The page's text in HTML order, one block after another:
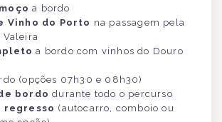
a bordo
Vinho do Porto na passagem pela
Valeira
a bordo com vinhos do Douro
(opções 07h30 e 08h30)
bordo durante todo o percurso
regresso (autocarro, comboio ou